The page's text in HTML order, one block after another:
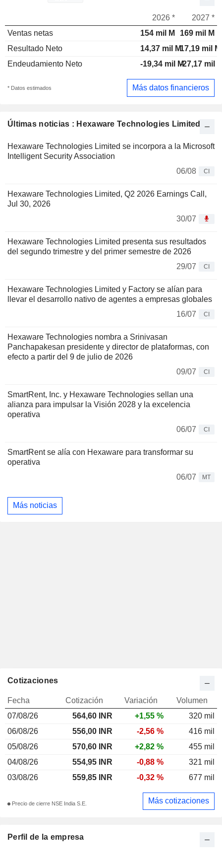
Últimas noticias : Hexaware Technologies Limited
Hexaware Technologies Limited se incorpora a la Microsoft
Intelligent Security Association
06/08
CI
Hexaware Technologies Limited, Q2 2026 Earnings Call,
Jul 30, 2026
30/07
Hexaware Technologies Limited presenta sus resultados
del segundo trimestre y del primer semestre de 2026
29/07
CI
Hexaware Technologies Limited y Factory se alían para
llevar el desarrollo nativo de agentes a empresas globales
16/07
CI
Hexaware Technologies nombra a Srinivasan
Panchapakesan presidente y director de plataformas, con
efecto a partir del 9 de julio de 2026
09/07
CI
SmartRent, Inc. y Hexaware Technologies sellan una
alianza para impulsar la Visión 2028 y la excelencia
operativa
06/07
CI
SmartRent se alía con Hexaware para transformar su
operativa
06/07
MT
Más noticias
2026 *
2027 *
Ventas netas
154 mil M
169 mil M
Resultado Neto
14,37 mil M17,19 mil M
Endeudamiento Neto
-19,34 mil M-27,17 mil
* Datos estimados Más datos financieros
Perfil de la empresa
Cotizaciones
Fecha Cotización Variación
Volumen
07/08/26
564,60 INR +1,55 %
320 mil
06/08/26
556,00 INR -2,56 %
416 mil
05/08/26
570,60 INR +2,82 %
455 mil
04/08/26
554,95 INR -0,88 %
321 mil
03/08/26
559,85 INR -0,32 % 677 mil
Precio de cierre NSE India S.E. Más cotizaciones